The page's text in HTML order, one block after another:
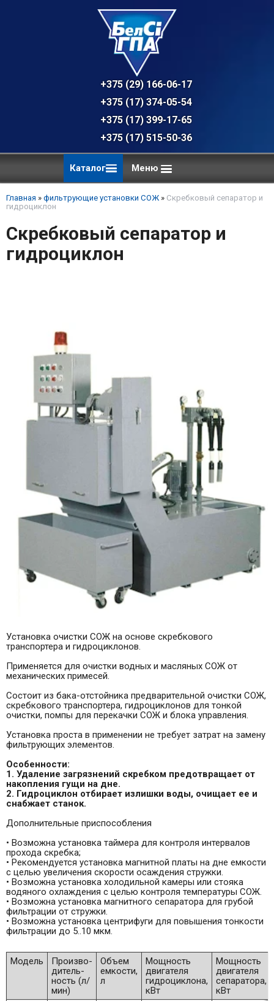
+375 (29) 166-06-17 - техническая
+375 (17) 374-05-54 - общий отдел,
+375 (17) 399-17-65
+375 (17) 515-50-36
Каталог Меню
Главная » фильтрующие установки СОЖ » Скребковый сепаратор и
гидроциклон
Скребковый сепаратор и
гидроциклон
Установка очистки СОЖ на основе скребкового
транспортера и гидроциклонов.
Применяется для очистки водных и масляных СОЖ от
механических примесей.
Состоит из бака-отстойника предварительной очистки СОЖ,
скребкового транспортера, гидроциклонов для тонкой
очистки, помпы для перекачки СОЖ и блока управления.
Установка проста в применении не требует затрат на замену
фильтрующих элементов.
Особенности:
1. Удаление загрязнений скребком предотвращает от
накопления гущи на дне.
2. Гидроциклон отбирает излишки воды, очищает ее и
снабжает станок.
Дополнительные приспособления
• Возможна установка таймера для контроля интервалов
прохода скребка;
• Рекомендуется установка магнитной платы на дне емкости
с целью увеличения скорости осаждения стружки.
• Возможна установка холодильной камеры или стояка
водяного охлаждения с целью контроля температуры СОЖ.
• Возможна установка магнитного сепаратора для грубой
фильтрации от стружки.
• Возможна установка центрифуги для повышения тонкости
фильтрации до 5..10 мкм.
Модель
Произво-
дитель-
ность (л/
мин)
Объем
емкости,
л
Мощность
двигателя
гидроциклона,
кВт
Мощность
двигателя
сепаратора,
кВт